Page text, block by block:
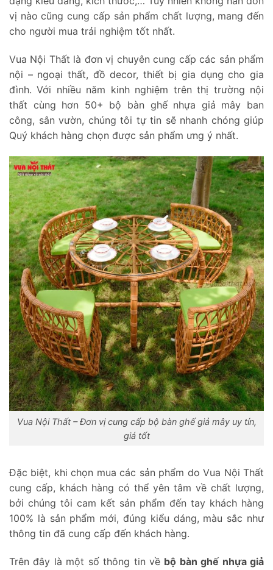
vị nào cũng cung cấp sản phẩm chất lượng, mang đến
cho người mua trải nghiệm tốt nhất.
Vua Nội Thất là đơn vị chuyên cung cấp các sản phẩm
nội – ngoại thất, đồ decor, thiết bị gia dụng cho gia
đình. Với nhiều năm kinh nghiệm trên thị trường nội
thất cùng hơn 50+ bộ bàn ghế nhựa giả mây ban
công, sân vườn, chúng tôi tự tin sẽ nhanh chóng giúp
Quý khách hàng chọn được sản phẩm ưng ý nhất.
Vua Nội Thất – Đơn vị cung cấp bộ bàn ghế giả mây uy tín,
giá tốt
Đặc biệt, khi chọn mua các sản phẩm do Vua Nội Thất
cung cấp, khách hàng có thể yên tâm về chất lượng,
bởi chúng tôi cam kết sản phẩm đến tay khách hàng
100% là sản phẩm mới, đúng kiểu dáng, màu sắc như
thông tin đã cung cấp đến khách hàng.
Trên đây là một số thông tin về bộ bàn ghế nhựa giả